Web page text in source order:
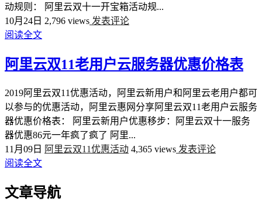
动规则： 阿里云双十一开宝箱活动规...
10月24日 2,796 views 发表评论
阅读全文
阿里云双11老用户云服务器优惠价格表
2019阿里云双11优惠活动，阿里云新用户和阿里云老用户都可
以参与的优惠活动，阿里云惠网分享阿里云双11老用户云服务
器优惠价格表： 阿里云新用户优惠移步：阿里云双十一服务
器优惠86元一年疯了疯了 阿里...
11月09日
阿里云双11优惠活动 4,365 views 发表评论
阅读全文
文章导航